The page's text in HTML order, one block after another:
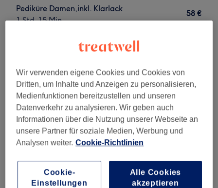
Pediküre Damen,inkl. Klarlack
1 Std. 15 Min.
58 €
Montag 10:00–20:30
Dienstag
10:00–20:30
Mittwoch
10:00–20:30
Donnerstag
10:00–20:30
Freitag
10:00– 20:30
Samstag
Sonntag
Geschlossen
Zu einem rundum gepflegten Aussehen gehören natürlich
Wir verwenden eigene Cookies und Cookies von
Dritten, um Inhalte und Anzeigen zu personalisieren,
Medienfunktionen bereitzustellen und unseren
Datenverkehr zu analysieren. Wir geben auch
Informationen über die Nutzung unserer Webseite an
unsere Partner für soziale Medien, Werbung und
Analysen weiter. Cookie-Richtlinien
Cookie-
Einstellungen
Alle Cookies
akzeptieren